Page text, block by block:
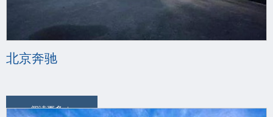
北京奔驰
阅读更多